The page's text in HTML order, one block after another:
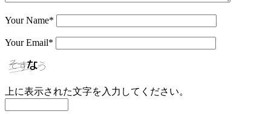
Your Name*
Your Email*
上に表示された文字を入力してください。